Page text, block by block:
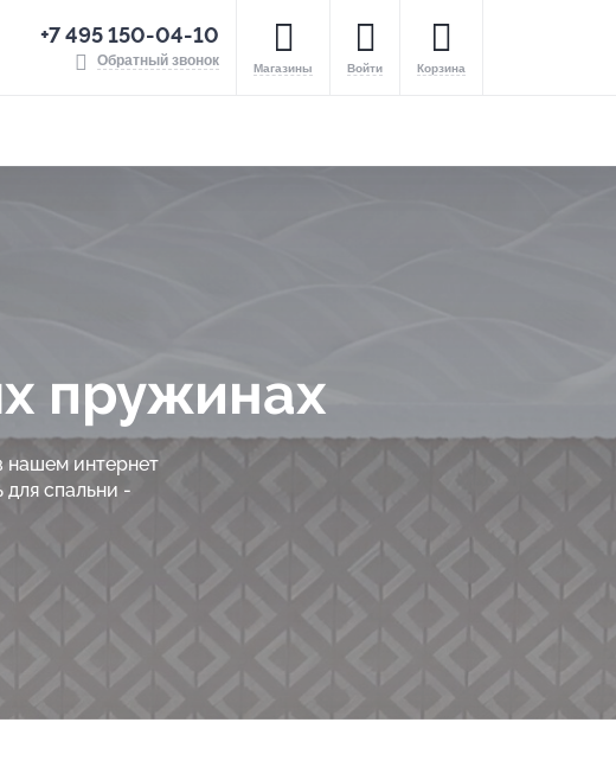
+7 495 150-04-10
Обратный звонок Магазины Войти Корзина
пружинах
нашем интернет
спальни -